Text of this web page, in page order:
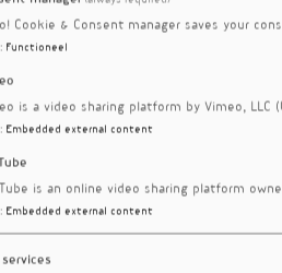
Cookie & Consent manager saves your
: Functioneel
is a video sharing platform by Vimeo, LLC
: Embedded external content
is an online video sharing platform
: Embedded external content